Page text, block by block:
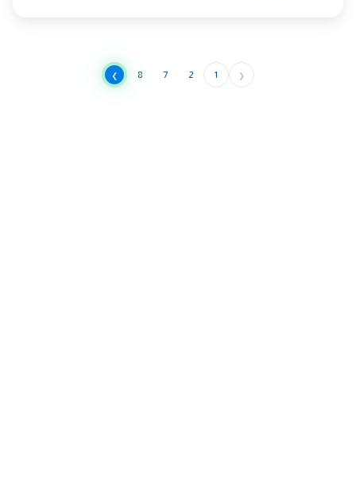
‹
1
2
7
8
›